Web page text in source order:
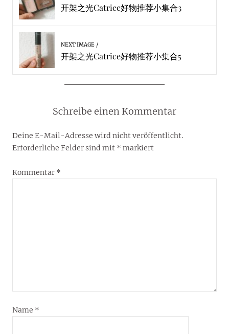
开架之光Catrice好物推荐小集合3
NEXT IMAGE
开架之光Catrice好物推荐小集合5
Schreibe einen Kommentar
Deine E-Mail-Adresse wird nicht veröffentlicht.
Erforderliche Felder sind mit * markiert
Kommentar *
Name *